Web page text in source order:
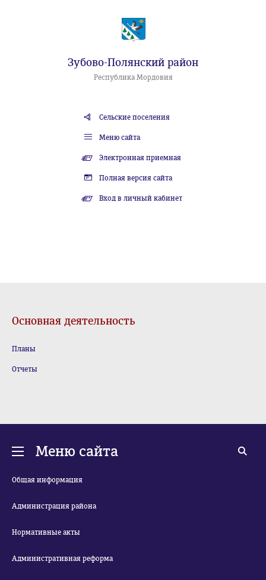
Зубово-Полянский район
Республика Мордовия
Сельские поселения
Меню сайта
Электронная приемная
Полная версия сайта
Вход в личный кабинет
Основная деятельность
Планы
Отчеты
Меню сайта
Общая информация
Администрация района
Нормативные акты
Административная реформа